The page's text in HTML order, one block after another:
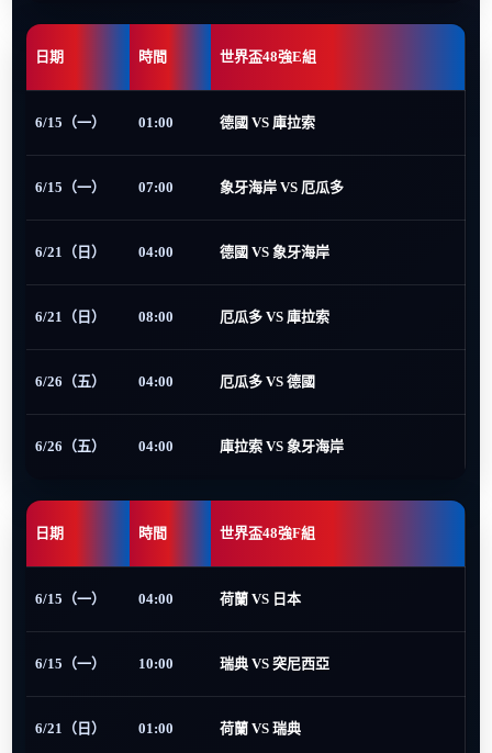
日期 時間 世界盃48強E組
6/15（一） 01:00 德國 VS 庫拉索
6/15（一） 07:00 象牙海岸 VS 厄瓜多
6/21（日） 04:00 德國 VS 象牙海岸
6/21（日） 08:00 厄瓜多 VS 庫拉索
6/26（五） 04:00 厄瓜多 VS 德國
6/26（五） 04:00 庫拉索 VS 象牙海岸
日期 時間 世界盃48強F組
6/15（一） 04:00 荷蘭 VS 日本
6/15（一） 10:00 瑞典 VS 突尼西亞
6/21（日） 01:00 荷蘭 VS 瑞典